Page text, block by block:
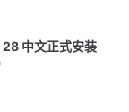
中文正式安装